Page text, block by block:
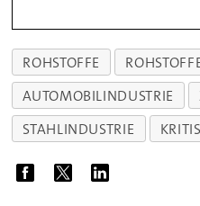
ROHSTOFFE
AUTOMOBILINDUSTRIE
STAHLINDUSTRIE